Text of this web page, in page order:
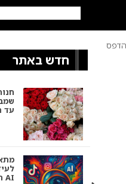
הדפס
חדש באתר
עד
תופיעו בתשובות AI